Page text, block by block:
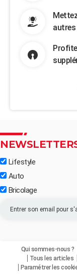
autres
Lifestyle
Auto
Bricolage
Qui sommes-nous ?
Tous les articles
Paramétrer les